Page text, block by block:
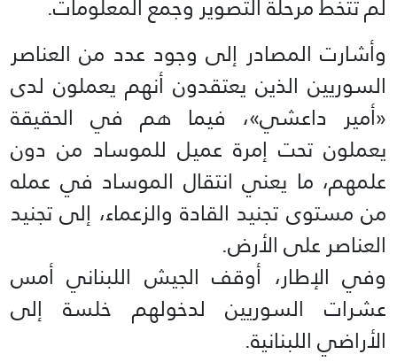
وأشارت المصادر إلى وجود عدد من العناصر
السوريين الذين يعتقدون أنهم يعملون لدى
«أمير داعشي»، فيما هم في الحقيقة
يعملون تحت إمرة عميل للموساد من دون
علمهم، ما يعني انتقال الموساد في عمله
من مستوى تجنيد القادة والزعماء، إلى تجنيد
العناصر على الأرض.
وفي الإطار، أوقف الجيش اللبناني أمس
عشرات السوريين لدخولهم خلسة إلى
الأراضي اللبنانية.